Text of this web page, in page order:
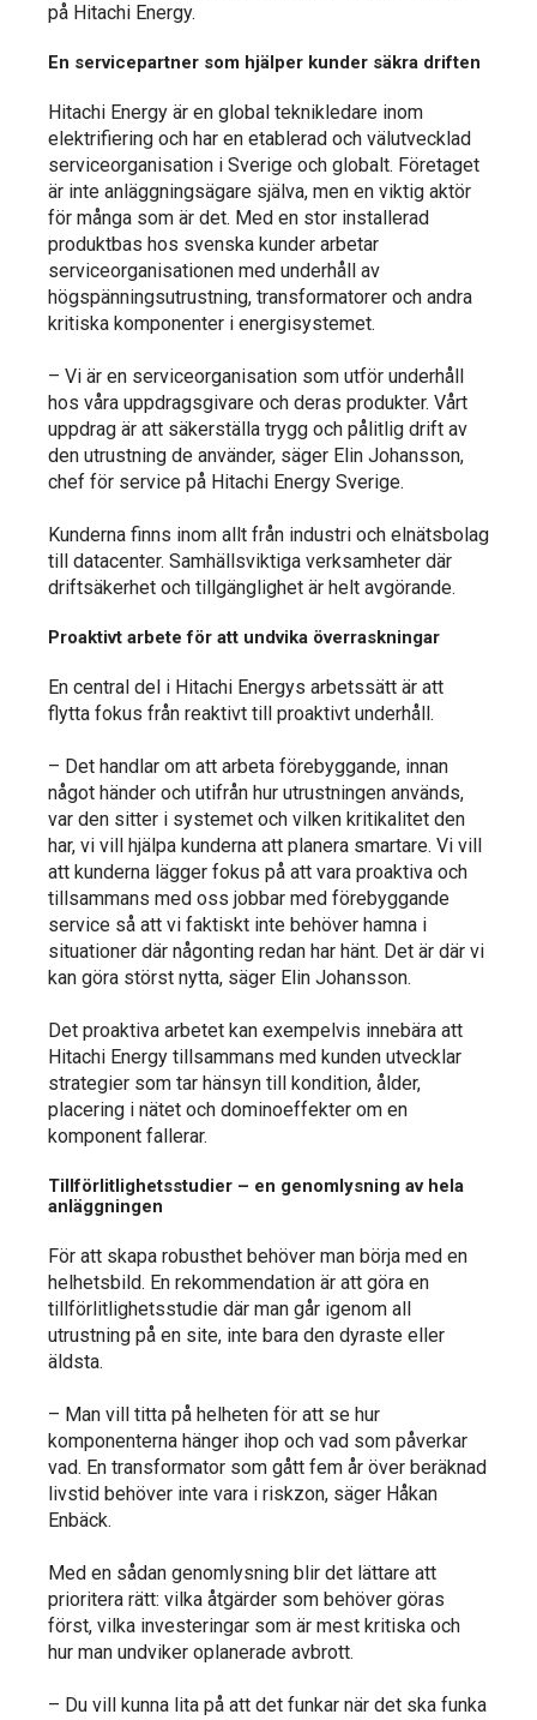
på Hitachi Energy.
En servicepartner som hjälper kunder säkra driften
Hitachi Energy är en global teknikledare inom
elektrifiering och har en etablerad och välutvecklad
serviceorganisation i Sverige och globalt. Företaget
är inte anläggningsägare själva, men en viktig aktör
för många som är det. Med en stor installerad
produktbas hos svenska kunder arbetar
serviceorganisationen med underhåll av
högspänningsutrustning, transformatorer och andra
kritiska komponenter i energisystemet.
– Vi är en serviceorganisation som utför underhåll
hos våra uppdragsgivare och deras produkter. Vårt
uppdrag är att säkerställa trygg och pålitlig drift av
den utrustning de använder, säger Elin Johansson,
chef för service på Hitachi Energy Sverige.
Kunderna finns inom allt från industri och elnätsbolag
till datacenter. Samhällsviktiga verksamheter där
driftsäkerhet och tillgänglighet är helt avgörande.
Proaktivt arbete för att undvika överraskningar
En central del i Hitachi Energys arbetssätt är att
flytta fokus från reaktivt till proaktivt underhåll.
– Det handlar om att arbeta förebyggande, innan
något händer och utifrån hur utrustningen används,
var den sitter i systemet och vilken kritikalitet den
har, vi vill hjälpa kunderna att planera smartare. Vi vill
att kunderna lägger fokus på att vara proaktiva och
tillsammans med oss jobbar med förebyggande
service så att vi faktiskt inte behöver hamna i
situationer där någonting redan har hänt. Det är där vi
kan göra störst nytta, säger Elin Johansson.
Det proaktiva arbetet kan exempelvis innebära att
Hitachi Energy tillsammans med kunden utvecklar
strategier som tar hänsyn till kondition, ålder,
placering i nätet och dominoeffekter om en
komponent fallerar.
Tillförlitlighetsstudier – en genomlysning av hela
anläggningen
För att skapa robusthet behöver man börja med en
helhetsbild. En rekommendation är att göra en
tillförlitlighetsstudie där man går igenom all
utrustning på en site, inte bara den dyraste eller
äldsta.
– Man vill titta på helheten för att se hur
komponenterna hänger ihop och vad som påverkar
vad. En transformator som gått fem år över beräknad
livstid behöver inte vara i riskzon, säger Håkan
Enbäck.
Med en sådan genomlysning blir det lättare att
prioritera rätt: vilka åtgärder som behöver göras
först, vilka investeringar som är mest kritiska och
hur man undviker oplanerade avbrott.
– Du vill kunna lita på att det funkar när det ska funka